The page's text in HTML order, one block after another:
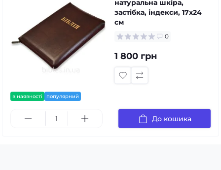
в наявності популярний
натуральна шкіра,
застібка, індекси, 17х24
см
0
1 800 грн
До кошика